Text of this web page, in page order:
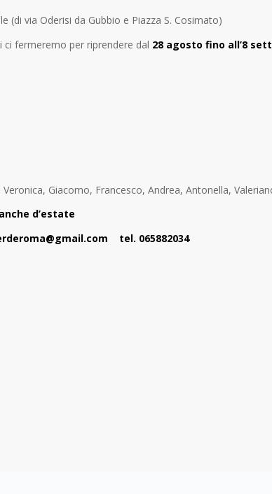
(di via Oderisi da Gubbio e Piazza S. Cosimato)
ci fermeremo per riprendere dal 28 agosto fino all’8
Giacomo, Francesco, Andrea, Antonella,
d’estate
tel. 065882034